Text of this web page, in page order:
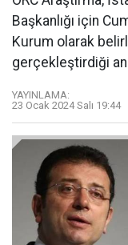
Başkanlığı için
Kurum olarak
gerçekleştirdiği
YAYINLAMA:
23 Ocak 2024 Salı 19:44